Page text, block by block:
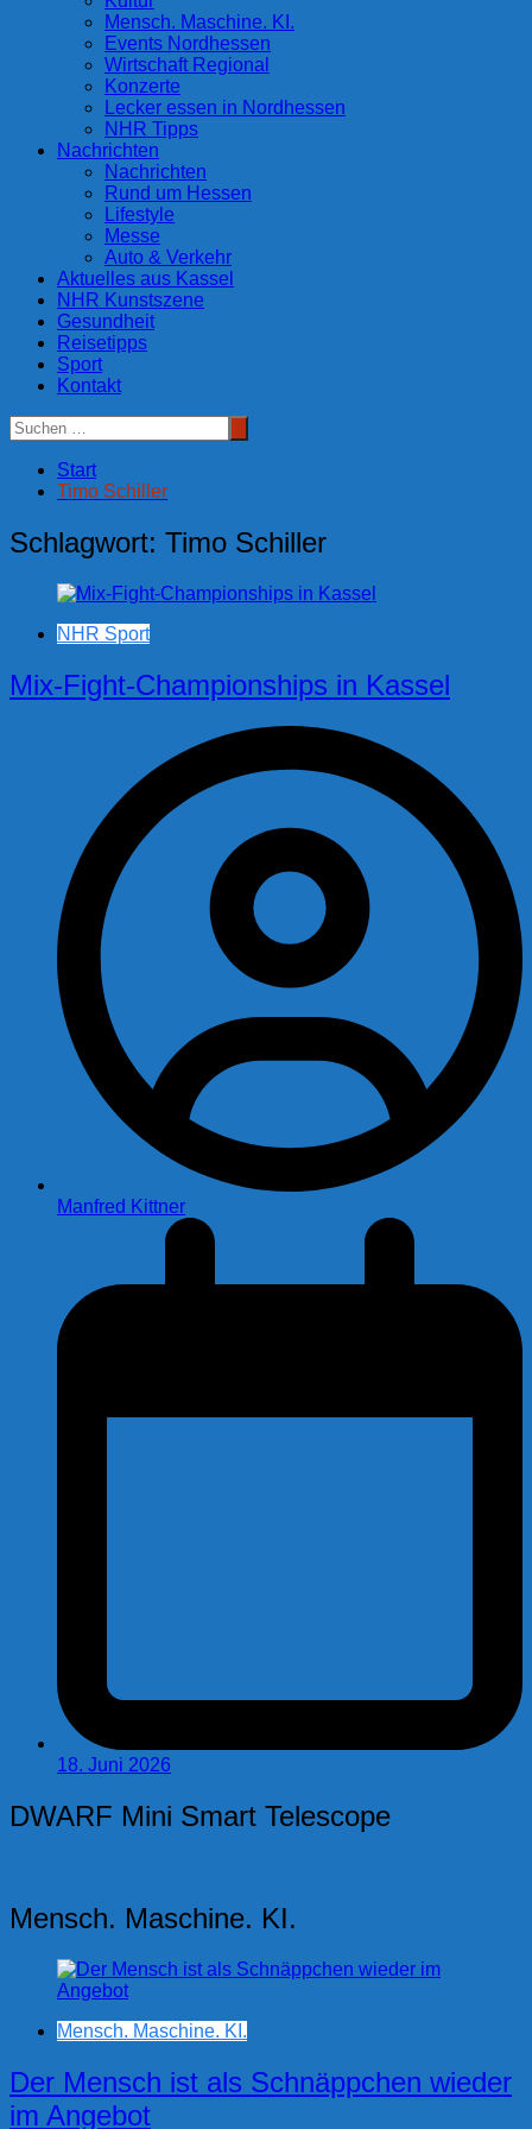
Mensch. Maschine. KI.
Events Nordhessen
Wirtschaft Regional
Konzerte
Lecker essen in Nordhessen
NHR Tipps
Nachrichten
Nachrichten
Rund um Hessen
Lifestyle
Messe
Auto & Verkehr
Aktuelles aus Kassel
NHR Kunstszene
Gesundheit
Reisetipps
Sport
Kontakt
Start
Timo Schiller
Schlagwort: Timo Schiller
NHR Sport
Mix-Fight-Championships in Kassel
Manfred Kittner
18. Juni 2026
DWARF Mini Smart Telescope
Mensch. Maschine. KI.
Mensch. Maschine. KI.
Der Mensch ist als Schnäppchen wieder
im Angebot